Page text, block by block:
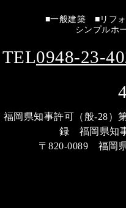
■一般建築 ■リフ
シンプルホ
TEL0948-23-
福岡県知事許可（般-28）
録 福岡県知
〒820-0089 福岡